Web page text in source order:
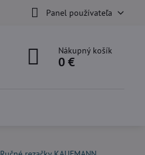
Panel používateľa
Nákupný košík
0 €